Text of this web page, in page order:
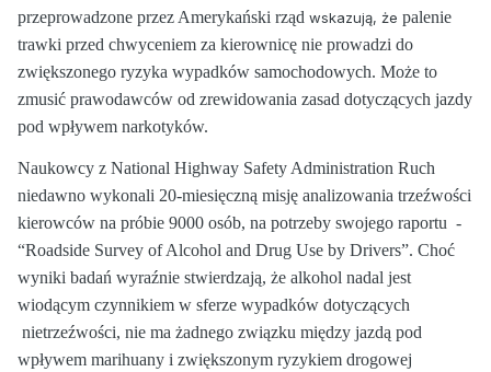
przeprowadzone przez Amerykański rząd wskazują, że palenie
trawki przed chwyceniem za kierownicę nie prowadzi do
zwiększonego ryzyka wypadków samochodowych. Może to
zmusić prawodawców od zrewidowania zasad dotyczących jazdy
pod wpływem narkotyków.
Naukowcy z National Highway Safety Administration Ruch
niedawno wykonali 20-miesięczną misję analizowania trzeźwości
kierowców na próbie 9000 osób, na potrzeby swojego raportu -
“Roadside Survey of Alcohol and Drug Use by Drivers”. Choć
wyniki badań wyraźnie stwierdzają, że alkohol nadal jest
wiodącym czynnikiem w sferze wypadków dotyczących
nietrzeźwości, nie ma żadnego związku między jazdą pod
wpływem marihuany i zwiększonym ryzykiem drogowej